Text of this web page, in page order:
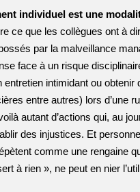
individuel est une
ce que les collègues ont à
par la malveillance
face à un risque
entretien intimidant ou obtenir
entre autres) lors d’une
autant d’actions qui, au
des injustices. Et
comme une rengaine
à rien », ne peut en nier